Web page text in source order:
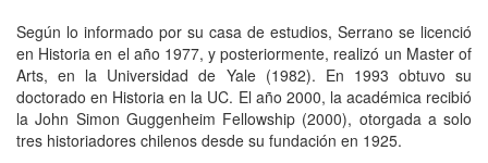
Según lo informado por su casa de estudios, Serrano se licenció
en Historia en el año 1977, y posteriormente, realizó un Master of
Arts, en la Universidad de Yale (1982). En 1993 obtuvo su
doctorado en Historia en la UC. El año 2000, la académica recibió
la John Simon Guggenheim Fellowship (2000), otorgada a solo
tres historiadores chilenos desde su fundación en 1925.